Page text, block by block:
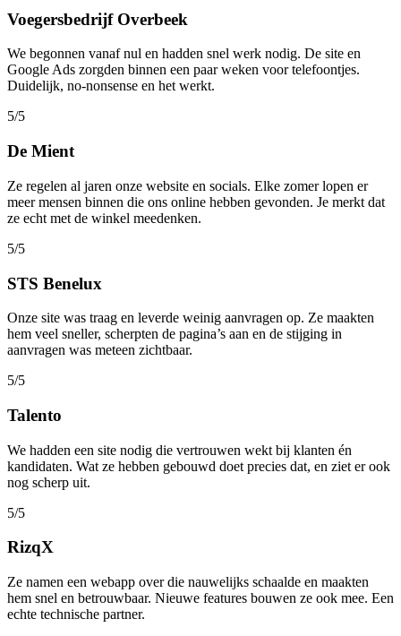
Voegersbedrijf Overbeek
We begonnen vanaf nul en hadden snel werk nodig. De site en
Google Ads zorgden binnen een paar weken voor telefoontjes.
Duidelijk, no-nonsense en het werkt.
5/5
De Mient
Ze regelen al jaren onze website en socials. Elke zomer lopen er
meer mensen binnen die ons online hebben gevonden. Je merkt dat
ze echt met de winkel meedenken.
5/5
STS Benelux
Onze site was traag en leverde weinig aanvragen op. Ze maakten
hem veel sneller, scherpten de pagina’s aan en de stijging in
aanvragen was meteen zichtbaar.
5/5
Talento
We hadden een site nodig die vertrouwen wekt bij klanten én
kandidaten. Wat ze hebben gebouwd doet precies dat, en ziet er ook
nog scherp uit.
5/5
RizqX
Ze namen een webapp over die nauwelijks schaalde en maakten
hem snel en betrouwbaar. Nieuwe features bouwen ze ook mee. Een
echte technische partner.